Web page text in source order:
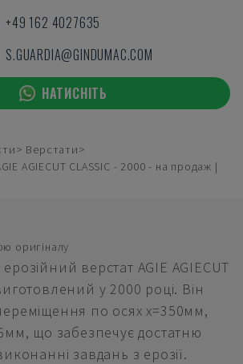
+49 162 4027635
S.GUARDIA@GINDUMAC.COM
НАТИСНІТЬ
Верстати
AGIECUT CLASSIC - 2000 - на продаж |
оригіналу
верстат AGIE AGIECUT
у 2000 році. Він
по осях x=350мм,
що забезпечує достатню
завдань з ерозії.